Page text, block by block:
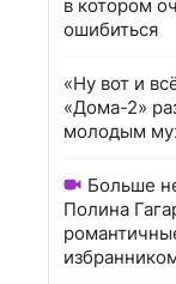
в котором
ошибиться
«Ну вот и
«Дома-2»
молодым
Больше
Полина